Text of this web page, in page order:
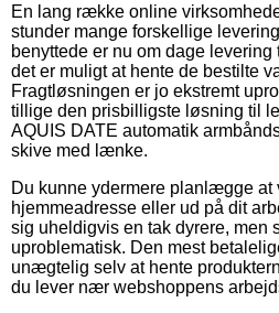
En lang række online
stunder mange forskellige
benyttede er nu om dage
det er muligt at hente de bestilte
Fragtløsningen er jo ekstremt
tillige den prisbilligste løsning til
AQUIS DATE automatik
skive med lænke.
Du kunne ydermere planlægge
hjemmeadresse eller ud på dit
sig uheldigvis en tak dyrere, men
uproblematisk. Den mest
unægtelig selv at hente
du lever nær webshoppens